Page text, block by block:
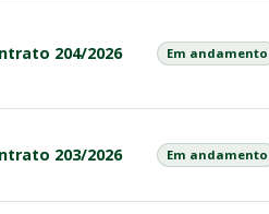
204/2026 Em andamento
203/2026 Em andamento